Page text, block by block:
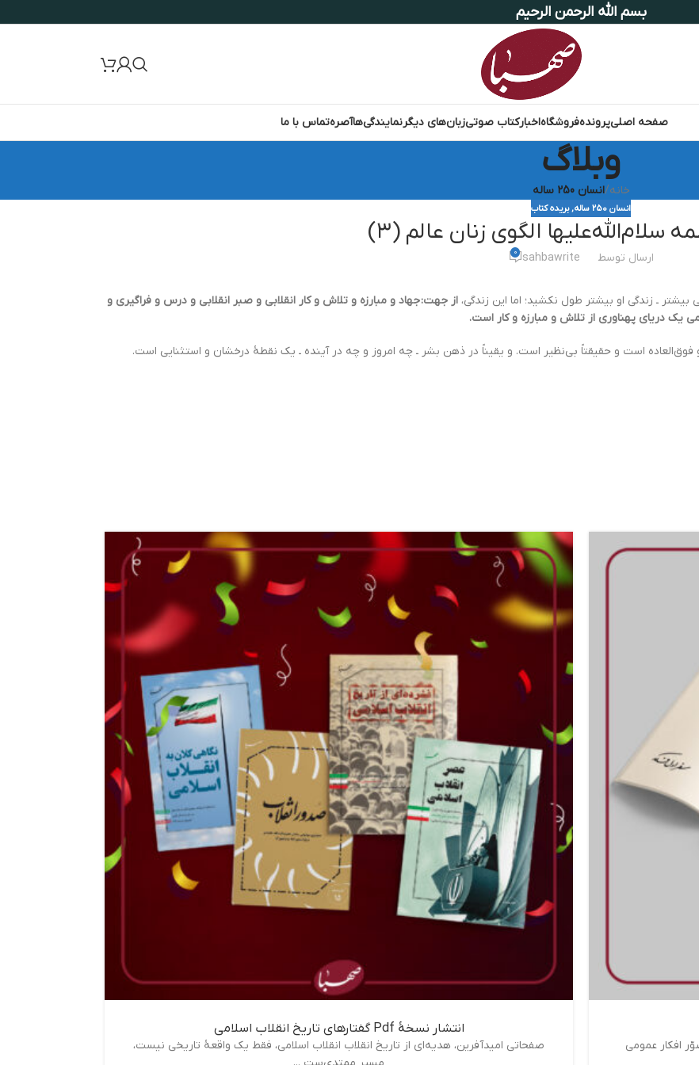
بسم الله الرحمن الرحیم
صفحه اصلیپروندهفروشگاهاخبارکتاب صوتیزبان‌های دیگرنمایندگی‌هاآصرهتماس با ما
وبلاگ
خانه/انسان 250 ساله
انسان 250 ساله ,بریده کتاب
الگوی زنان عالم (۳)
ارسال توسط sahbawrite
0
بیشتر ـ زندگی او بیشتر طول نکشید؛ اما این زندگی، از جهت: جهاد و مبارزه و تلاش و کار انقلابی و صبر انقلابی و درس و فراگیری و
یک دریای پهناوری از تلاش و مبارزه و کار است.
است و حقیقتاً بی‌نظیر است. و یقیناً در ذهن بشر ـ چه امروز و چه در آینده ـ یک نقطۀ درخشان و استثنایی است.
افکار عمومی
انتشار نسخۀ Pdf گفتارهای تاریخ انقلاب اسلامی
صفحاتی امیدآفرین، هدیه‌ای از تاریخ انقلاب انقلاب اسلامی، فقط یک واقعۀ تاریخی نیست،